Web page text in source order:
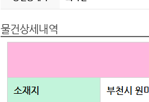
물건상세내역